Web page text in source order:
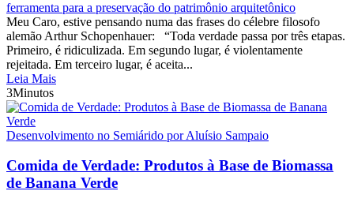
ferramenta para a preservação do patrimônio arquitetônico
Meu Caro, estive pensando numa das frases do célebre filosofo
alemão Arthur Schopenhauer: “Toda verdade passa por três etapas.
Primeiro, é ridiculizada. Em segundo lugar, é violentamente
rejeitada. Em terceiro lugar, é aceita...
Leia Mais
3Minutos
Desenvolvimento no Semiárido por Aluísio Sampaio
Comida de Verdade: Produtos à Base de Biomassa
de Banana Verde